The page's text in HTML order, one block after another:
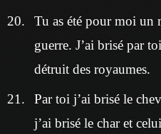
Tu as été pour moi un
guerre. J’ai brisé par
détruit des royaumes.
Par toi j’ai brisé le
j’ai brisé le char et